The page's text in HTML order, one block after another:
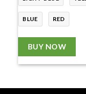
BLUE RED
BUY NOW